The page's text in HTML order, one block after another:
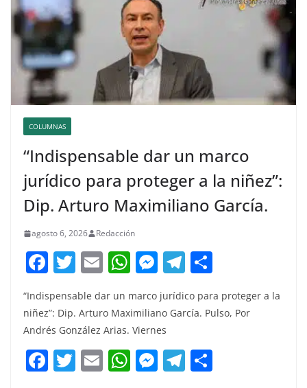
COLUMNAS
“Indispensable dar un marco
jurídico para proteger a la niñez”:
Dip. Arturo Maximiliano García.
agosto 6, 2026 Redacción
F
c
e
b
o
T
w
itt
er
E
ai
l
W
at
s
A
p
M
e
ss
e
n
g
T
e
a
m
m
“Indispensable dar un marco jurídico para proteger a la
niñez”: Dip. Arturo Maximiliano García. Pulso, Por
Andrés González Arias. Viernes
F T E W M T